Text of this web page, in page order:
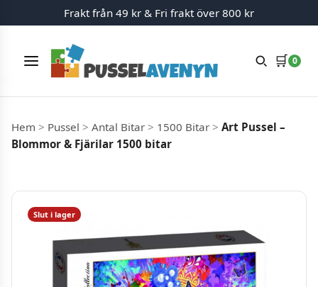
Hoppa till innehåll
Frakt från 49 kr & Fri frakt över 800 kr
Meny 🛒 0
Hem > Pussel > Antal Bitar > 1500 Bitar > Art Pussel –
Blommor & Fjärilar 1500 bitar
Slut i lager